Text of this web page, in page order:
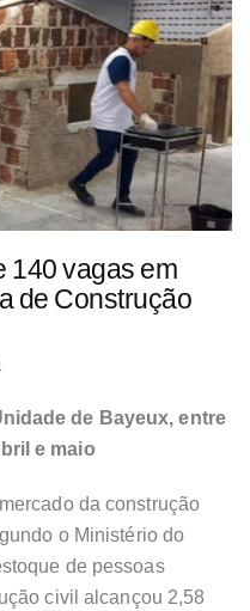
140 vagas em
de Construção
de Bayeux, entre
e maio
da construção
o Ministério do
de pessoas
civil alcançou 2,58